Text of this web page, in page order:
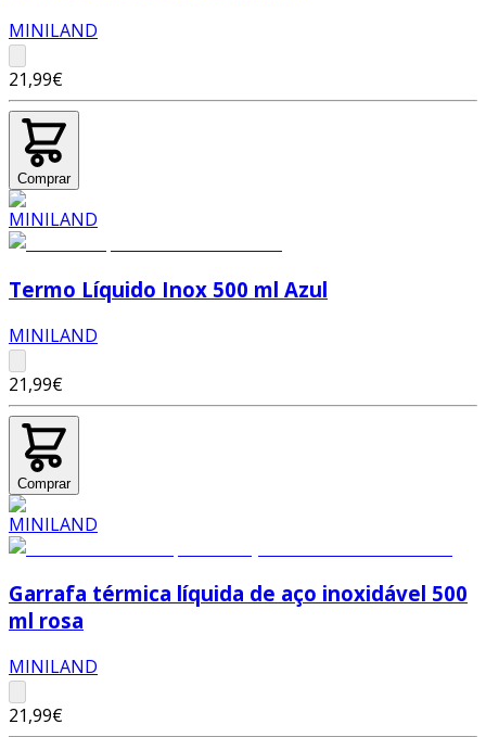
MINILAND
21,99€
Comprar
Termo Líquido Inox 500 ml Azul
MINILAND
21,99€
Comprar
Garrafa térmica líquida de aço inoxidável 500
ml rosa
MINILAND
21,99€